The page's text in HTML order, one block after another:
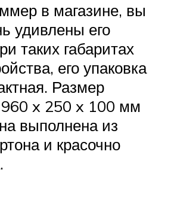
в магазине, вы
удивлены его
таких габаритах
его упаковка
Размер
960 x 250 x 100 мм
выполнена из
и красочно